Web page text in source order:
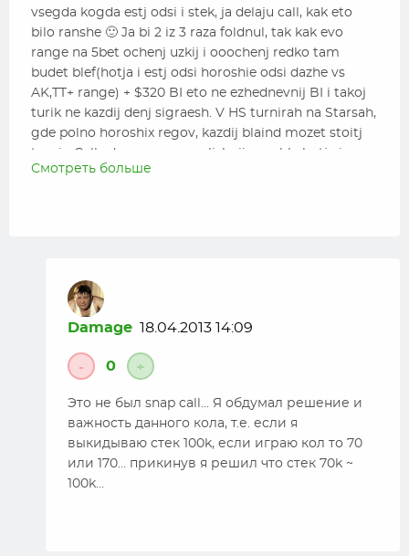
vsegda kogda estj odsi i stek, ja delaju call, kak eto
bilo ranshe 🙂 Ja bi 2 iz 3 raza foldnul, tak kak evo
range na 5bet ochenj uzkij i ooochenj redko tam
budet blef(hotja i estj odsi horoshie odsi dazhe vs
AK,TT+ range) + $320 BI eto ne ezhednevnij BI i takoj
turik ne kazdij denj sigraesh. V HS turnirah na Starsah,
gde polno horoshix regov, kazdij blaind mozet stoitj
turnir. Call zdes po moemu lishnij gamble hotja i
proigraja ostaetsa eso deep stack.
Смотреть больше
Damage 18.04.2013 14:09
- 0 +
Это не был snap call… Я обдумал решение и
важность данного кола, т.е. если я
выкидываю стек 100k, если играю кол то 70
или 170… прикинув я решил что стек 70k ~
100k…